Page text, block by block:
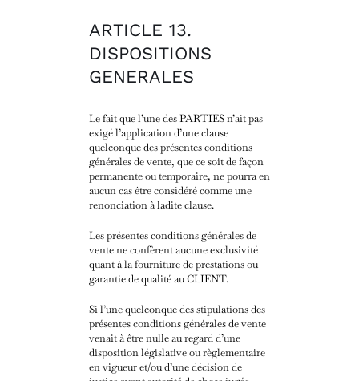
ARTICLE 13.
DISPOSITIONS
GENERALES
Le fait que l’une des PARTIES n’ait pas
exigé l’application d’une clause
quelconque des présentes conditions
générales de vente, que ce soit de façon
permanente ou temporaire, ne pourra en
aucun cas être considéré comme une
renonciation à ladite clause.
Les présentes conditions générales de
vente ne confèrent aucune exclusivité
quant à la fourniture de prestations ou
garantie de qualité au CLIENT.
Si l’une quelconque des stipulations des
présentes conditions générales de vente
venait à être nulle au regard d’une
disposition législative ou règlementaire
en vigueur et/ou d’une décision de